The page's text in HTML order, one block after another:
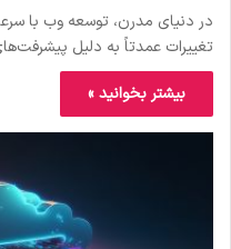
در دنیای مدرن، توسعه وب با
تغییرات عمدتاً به دلیل
بیشتر بخوانید »